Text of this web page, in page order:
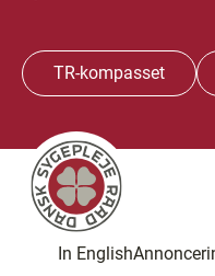
TR-kompasset
In English